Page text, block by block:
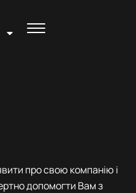
про свою компанію і
допомогти Вам з